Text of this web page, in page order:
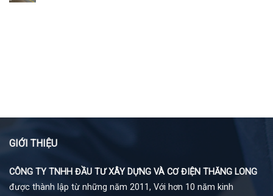
GIỚI THIỆU
CÔNG TY TNHH ĐẦU TƯ XÂY DỰNG VÀ CƠ ĐIỆN THĂNG LONG
được thành lập từ những năm 2011, Với hơn 10 năm kinh